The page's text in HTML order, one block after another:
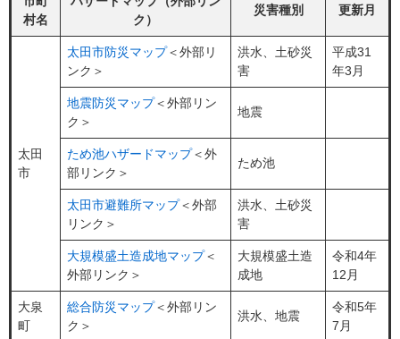
村名
ク）
災害種別 更新月
太田
市
太田市防災マップ＜外部リ
ンク＞
洪水、土砂災
害
平成31
年3月
地震防災マップ＜外部リン
ク＞
地震
ため池ハザードマップ＜外
部リンク＞
ため池
太田市避難所マップ＜外部
リンク＞
洪水、土砂災
害
大規模盛土造成地マップ＜
外部リンク＞
大規模盛土造
成地
令和4年
12月
大泉
町
総合防災マップ＜外部リン
ク＞
洪水、地震
令和5年
7月